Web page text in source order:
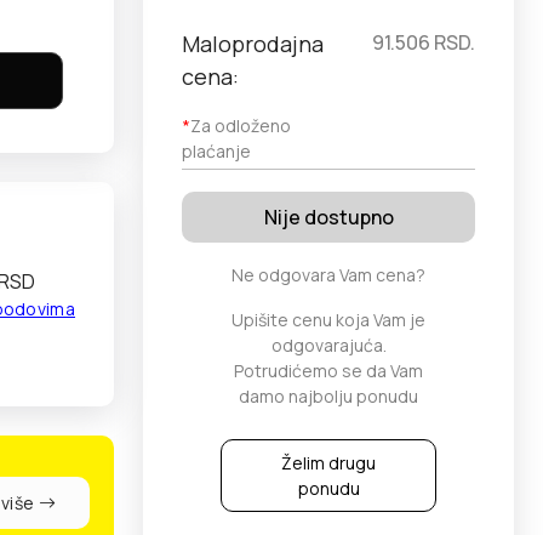
Maloprodajna
cena:
*Za odloženo
plaćanje
91.506 RSD.
Nije dostupno
Ne odgovara Vam cena?
Upišite cenu koja Vam je
odgovarajuća.
Potrudićemo se da Vam
damo najbolju ponudu
Želim drugu
ponudu